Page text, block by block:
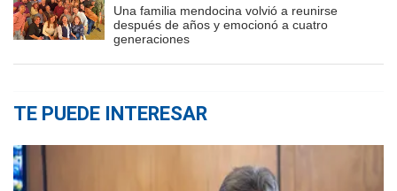
Una familia mendocina volvió a reunirse
después de años y emocionó a cuatro
generaciones
TE PUEDE INTERESAR